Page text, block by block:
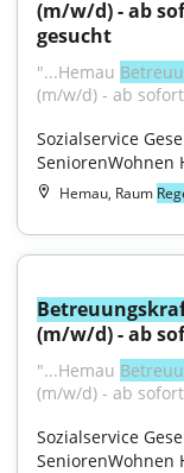
(m/w/d) - ab
gesucht
"...Hemau
(m/w/d) - ab
Sozialservice
SeniorenWohnen
Hemau, Raum
(m/w/d) - ab
"...Hemau
(m/w/d) - ab
Sozialservice
SeniorenWohnen